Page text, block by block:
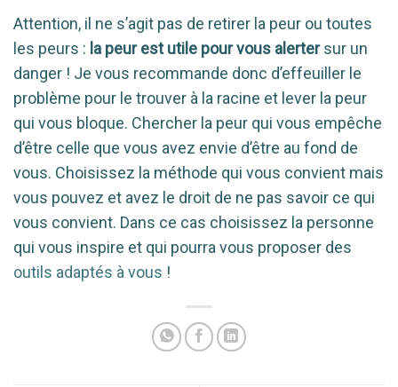
Attention, il ne s’agit pas de retirer la peur ou toutes
les peurs : la peur est utile pour vous alertersur un
danger ! Je vous recommande donc d’effeuiller le
problème pour le trouver à la racine et lever la peur
qui vous bloque. Chercher la peur qui vous empêche
d’être celle que vous avez envie d’être au fond de
vous. Choisissez la méthode qui vous convient mais
vous pouvez et avez le droit de ne pas savoir ce qui
vous convient. Dans ce cas choisissez la personne
qui vous inspire et qui pourra vous proposer des
outils adaptés à vous !